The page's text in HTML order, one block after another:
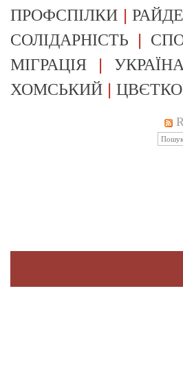
ПРОФСПІЛКИ |
СОЛІДАРНІСТЬ |
МІГРАЦІЯ | УКРАЇНА
ХОМСЬКИЙ |